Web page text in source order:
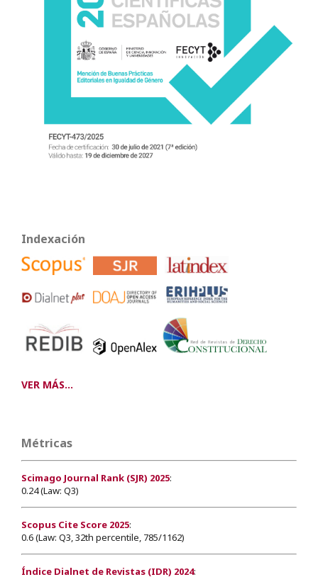
Indexación
VER MÁS...
Métricas
Scimago Journal Rank (SJR) 2025:
0.24 (Law: Q3)
Scopus Cite Score 2025:
0.6 (Law: Q3, 32th percentile, 785/1162)
Índice Dialnet de Revistas (IDR) 2024: